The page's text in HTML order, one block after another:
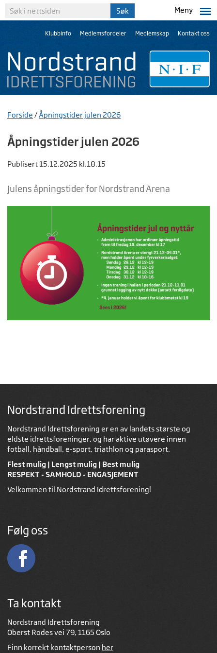
Meny
Klubbinfo Medlemsfordeler Medlemskap Kontakt oss
Forside /Åpningstider julen 2026
Åpningstider julen 2026
Publisert 15.12.2025 kl.18.15
Julens åpningstider for Nordstrand Arena
Nordstrand Idrettsforening
Nordstrand Idrettsforening er en av landets største og
eldste idrettsforeninger, og har aktive utøvere innen
fotball, håndball, e-sport, triathlon og parasport.
Flest mulig | Lengst mulig | Best mulig
RESPEKT - SAMHOLD - ENGASJEMENT
Velkommen til Nordstrand Idrettsforening!
Følg oss
Ta kontakt
Nordstrand Idrettsforening
Oberst Rodes vei 79, 1165 Oslo
Finn korrekt kontaktperson her